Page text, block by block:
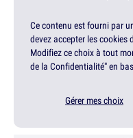
Ce contenu est fourni par
devez accepter les
Modifiez ce choix à tout
de la Confidentialité" en
Gérer mes choix